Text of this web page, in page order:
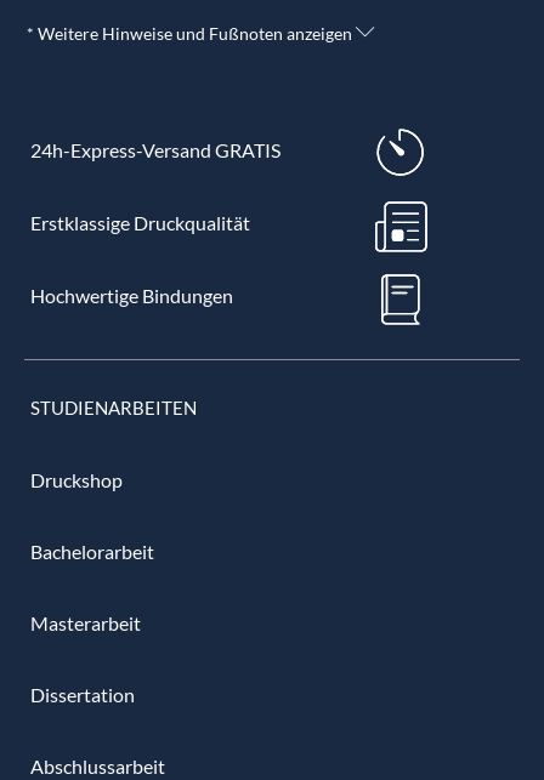
* Weitere Hinweise und Fußnoten anzeigen
24h-Express-Versand GRATIS
Erstklassige Druckqualität
Hochwertige Bindungen
STUDIENARBEITEN
Druckshop
Bachelorarbeit
Masterarbeit
Dissertation
Abschlussarbeit